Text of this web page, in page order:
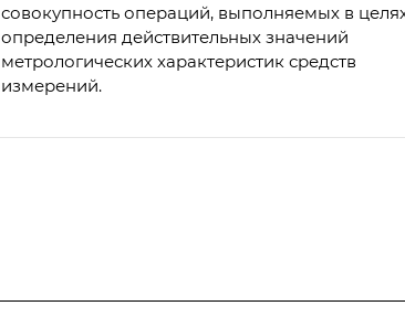
совокупность операций, выполняемых в
определения действительных значений
метрологических характеристик средств
измерений.